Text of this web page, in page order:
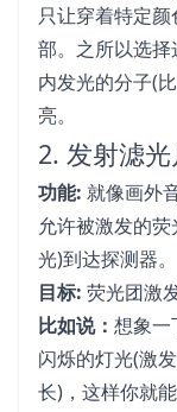
只让穿着特定
部。之所以选
内发光的分子(
亮。
2. 发射滤光
功能: 就像画外
允许被激发的
光)到达探测器。
目标: 荧光团激
比如说： 想象一
闪烁的灯光(激
长)，这样你就能